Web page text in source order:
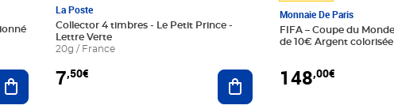
Ajouter au panier
La Poste
Collector 4 timbres - Le Petit Prince -
Lettre Verte
20g / France
7,50€ Ajouter au panier
Monnaie De Paris
FIFA – Coupe du
de 10€ Argent colorisée
148,00€